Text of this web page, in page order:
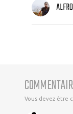
ALFRO
Vous devez être